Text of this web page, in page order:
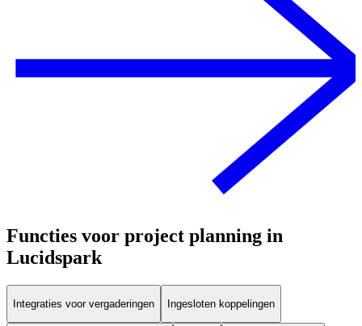
Functies voor project planning in
Lucidspark
Integraties voor vergaderingen Ingesloten koppelingen